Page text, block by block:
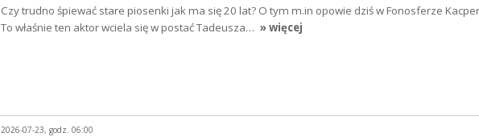
Czy trudno śpiewać stare piosenki jak ma się 20 lat? O tym m.in opowie dziś w Fonosferze
To właśnie ten aktor wciela się w postać Tadeusza… » więcej
2026-07-23, godz. 06:00